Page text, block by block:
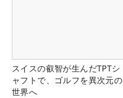
スイスの叡智が生んだTPTシ
ャフトで、ゴルフを異次元の
世界へ